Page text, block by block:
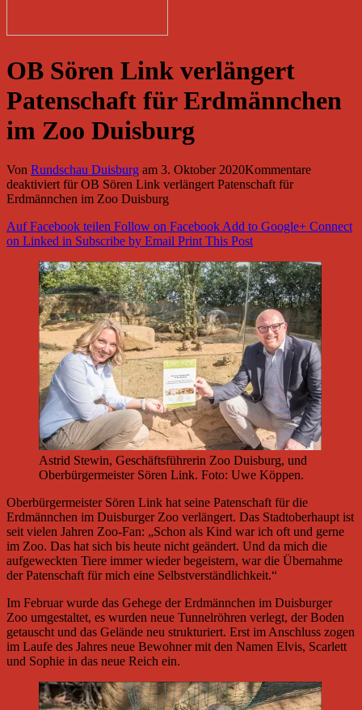
OB Sören Link verlängert
Patenschaft für Erdmännchen
im Zoo Duisburg
Von Rundschau Duisburg am 3. Oktober 2020Kommentare
deaktiviertfür OB Sören Link verlängert Patenschaft für
Erdmännchen im Zoo Duisburg
Auf Facebook teilen Follow on FacebookAdd to Google+ Connect
on Linked in Subscribe by Email Print This Post
Astrid Stewin, Geschäftsführerin Zoo Duisburg, und
Oberbürgermeister Sören Link. Foto: Uwe Köppen.
Oberbürgermeister Sören Link hat seine Patenschaft für die
Erdmännchen im Duisburger Zoo verlängert. Das Stadtoberhaupt ist
seit vielen Jahren Zoo-Fan: „Schon als Kind war ich oft und gerne
im Zoo. Das hat sich bis heute nicht geändert. Und da mich die
aufgeweckten Tiere immer wieder begeistern, war die Übernahme
der Patenschaft für mich eine Selbstverständlichkeit.“
Im Februar wurde das Gehege der Erdmännchen im Duisburger
Zoo umgestaltet, es wurden neue Tunnelröhren verlegt, der Boden
getauscht und das Gelände neu strukturiert. Erst im Anschluss zogen
im Laufe des Jahres neue Bewohner mit den Namen Elvis, Scarlett
und Sophie in das neue Reich ein.